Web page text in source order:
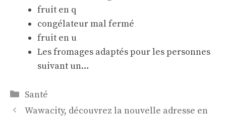
fruit en q
congélateur mal fermé
fruit en u
Les fromages adaptés pour les personnes
suivant un…
Catégories
Santé
Wawacity, découvrez la nouvelle adresse en